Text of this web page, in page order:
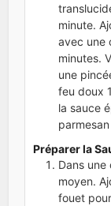
minute.
avec une
minutes.
une
feu doux
la sauce
Préparer la
Dans
moyen.
fouet